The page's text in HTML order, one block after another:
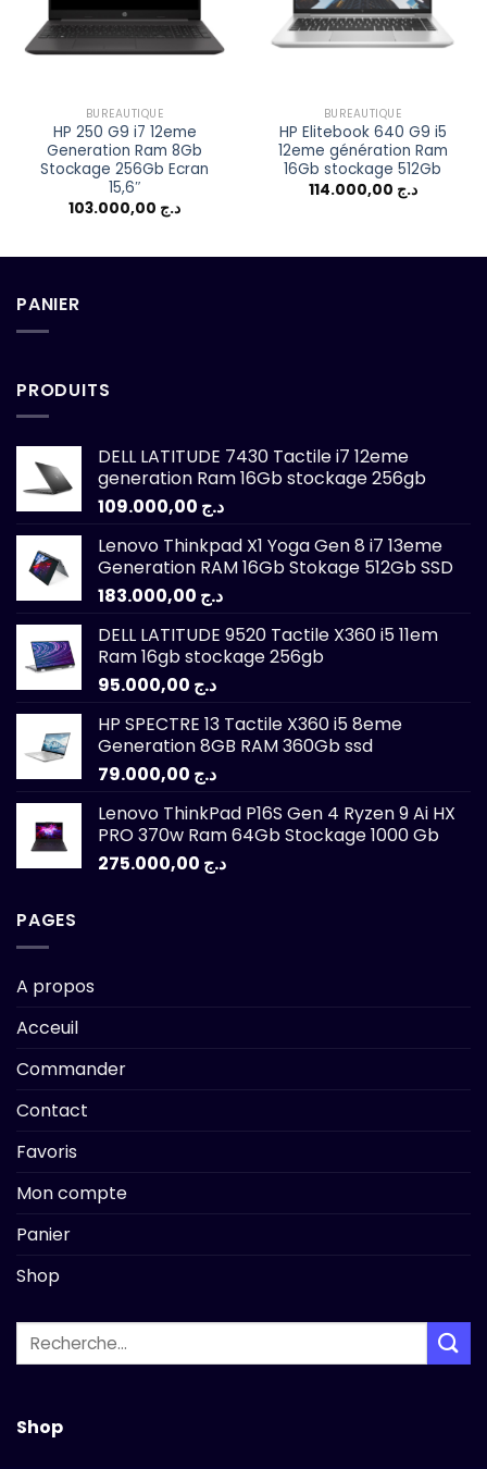
BUREAUTIQUE
HP 250 G9 i7 12eme
Generation Ram 8Gb
Stockage 256Gb Ecran
15,6″
د.ج
BUREAUTIQUE
HP Elitebook 640 G9 i5
12eme génération Ram
16Gb stockage 512Gb
د.ج
PANIER
PRODUITS
DELL LATITUDE 7430 Tactile i7 12eme
generation Ram 16Gb stockage 256gb
د.ج
Lenovo Thinkpad X1 Yoga Gen 8 i7 13eme
Generation RAM 16Gb Stokage 512Gb SSD
د.ج
DELL LATITUDE 9520 Tactile X360 i5 11em
Ram 16gb stockage 256gb
د.ج
HP SPECTRE 13 Tactile X360 i5 8eme
Generation 8GB RAM 360Gb ssd
د.ج
Lenovo ThinkPad P16S Gen 4 Ryzen 9 Ai HX
PRO 370w Ram 64Gb Stockage 1000 Gb
د.ج
PAGES
A propos
Acceuil
Commander
Contact
Favoris
Mon compte
Panier
Shop
Recherche
pour :
Shop